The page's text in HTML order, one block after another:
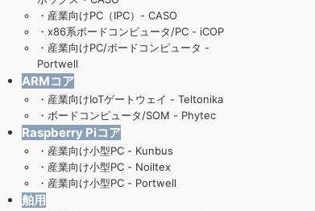
・ 産業向けPC（IPC）- CASO
・ x86系ボードコンピュータ/PC - iCOP
・ 産業向けPC/ボードコンピュータ -
Portwell
ARMコア
・ 産業向けIoTゲートウェイ - Teltonika
・ ボードコンピュータ/SOM - Phytec
Raspberry Piコア
・ 産業向け小型PC - Kunbus
・ 産業向け小型PC - Noiltex
・ 産業向け小型PC - Portwell
舶用